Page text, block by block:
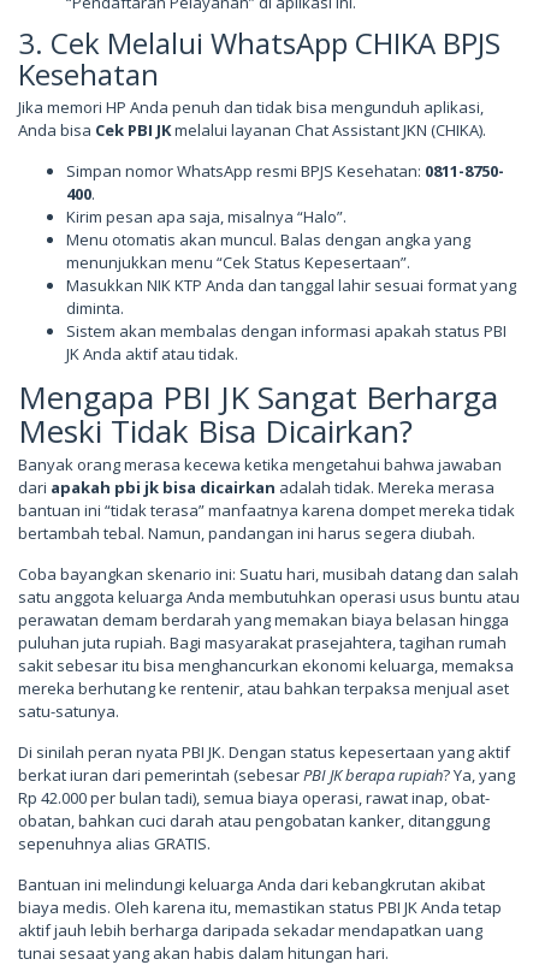
3. Cek Melalui WhatsApp CHIKA BPJS
Kesehatan
Jika memori HP Anda penuh dan tidak bisa mengunduh aplikasi,
Anda bisa Cek PBI JKmelalui layanan Chat Assistant JKN (CHIKA).
Simpan nomor WhatsApp resmi BPJS Kesehatan: 0811-8750-
400.
Kirim pesan apa saja, misalnya “Halo”.
Menu otomatis akan muncul. Balas dengan angka yang
menunjukkan menu “Cek Status Kepesertaan”.
Masukkan NIK KTP Anda dan tanggal lahir sesuai format yang
diminta.
Sistem akan membalas dengan informasi apakah status PBI
JK Anda aktif atau tidak.
Mengapa PBI JK Sangat Berharga
Meski Tidak Bisa Dicairkan?
Banyak orang merasa kecewa ketika mengetahui bahwa jawaban
dari apakah pbi jk bisa dicairkan adalah tidak. Mereka merasa
bantuan ini “tidak terasa” manfaatnya karena dompet mereka tidak
bertambah tebal. Namun, pandangan ini harus segera diubah.
Coba bayangkan skenario ini: Suatu hari, musibah datang dan salah
satu anggota keluarga Anda membutuhkan operasi usus buntu atau
perawatan demam berdarah yang memakan biaya belasan hingga
puluhan juta rupiah. Bagi masyarakat prasejahtera, tagihan rumah
sakit sebesar itu bisa menghancurkan ekonomi keluarga, memaksa
mereka berhutang ke rentenir, atau bahkan terpaksa menjual aset
satu-satunya.
Di sinilah peran nyata PBI JK. Dengan status kepesertaan yang aktif
berkat iuran dari pemerintah (sebesarPBI JK berapa rupiah? Ya, yang
Rp 42.000 per bulan tadi), semua biaya operasi, rawat inap, obat-
obatan, bahkan cuci darah atau pengobatan kanker, ditanggung
sepenuhnya alias GRATIS.
Bantuan ini melindungi keluarga Anda dari kebangkrutan akibat
biaya medis. Oleh karena itu, memastikan status PBI JK Anda tetap
aktif jauh lebih berharga daripada sekadar mendapatkan uang
tunai sesaat yang akan habis dalam hitungan hari.